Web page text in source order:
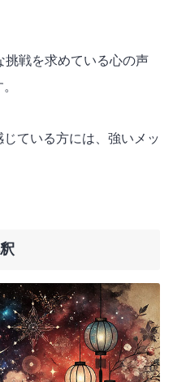
戦を求めている心の声
ている方には、強いメッ